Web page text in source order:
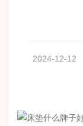
2024-12-12